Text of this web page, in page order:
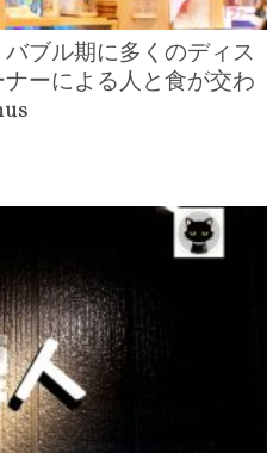
バブル期に多くのディス
ーによる人と食が交わ